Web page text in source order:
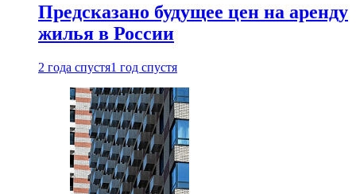
Предсказано будущее цен на аренду
жилья в России
2 года спустя1 год спустя